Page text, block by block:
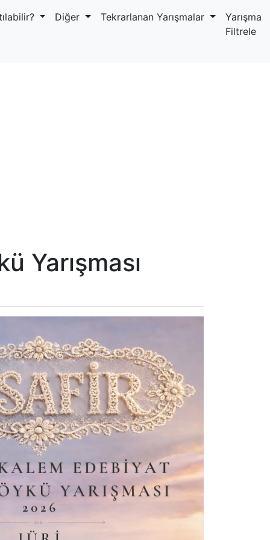
Diğer Tekrarlanan Yarışmalar
Yarışma
Filtrele
Yarışması